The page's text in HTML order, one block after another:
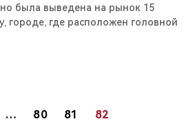
была выведена на рынок 15
городе, где расположен головной
… 80 81 82